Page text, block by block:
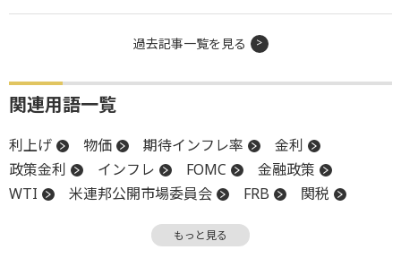
過去記事一覧を見る
関連用語一覧
利上げ 物価 期待インフレ率
金利
政策金利
インフレ FOMC
金融政策
WTI
米連邦公開市場委員会 FRB
関税
利下げ
もっと見る